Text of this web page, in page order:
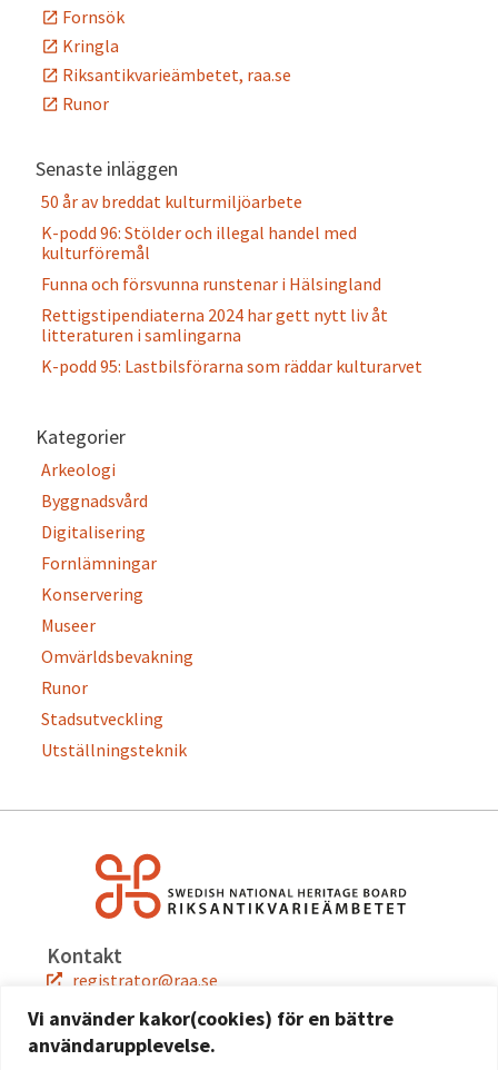
Vi använder kakor(cookies) för en bättre
användarupplevelse.
Fornsök
Kringla
Riksantikvarieämbetet, raa.se
Runor
Senaste inläggen
50 år av breddat kulturmiljöarbete
K-podd 96: Stölder och illegal handel med
kulturföremål
Funna och försvunna runstenar i Hälsingland
Rettigstipendiaterna 2024 har gett nytt liv åt
litteraturen i samlingarna
K-podd 95: Lastbilsförarna som räddar kulturarvet
Kategorier
Arkeologi
Byggnadsvård
Digitalisering
Fornlämningar
Konservering
Museer
Omvärldsbevakning
Runor
Stadsutveckling
Utställningsteknik
Kontakt
registrator@raa.se
08-5191 80 00
Snabblänkar